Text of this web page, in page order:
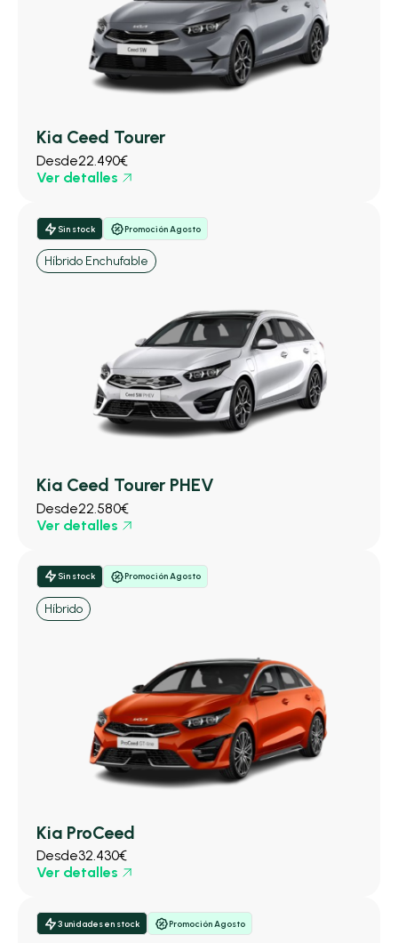
Kia Ceed Tourer
Desde22.490€
Ver detalles
Sin stock Promoción Agosto
Híbrido Enchufable
Kia Ceed Tourer PHEV
Desde22.580€
Ver detalles
Sin stock Promoción Agosto
Híbrido
Kia ProCeed
Desde32.430€
Ver detalles
3 unidades en stock Promoción Agosto